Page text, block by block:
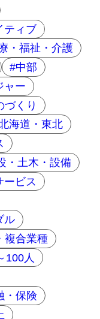
ティブ
・福祉・介護
中部
ャー
づくり
海道・東北
・土木・設備
ービス
ル
複合業種
100人
・保険